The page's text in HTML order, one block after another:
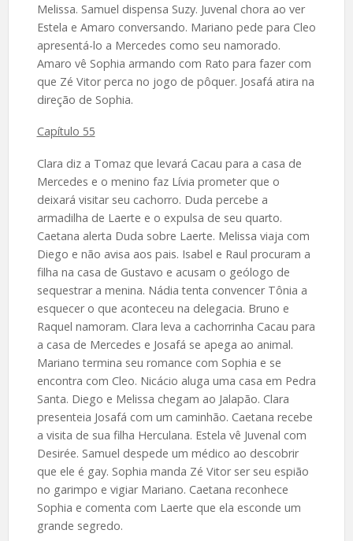
Melissa. Samuel dispensa Suzy. Juvenal chora ao ver
Estela e Amaro conversando. Mariano pede para Cleo
apresentá-lo a Mercedes como seu namorado.
Amaro vê Sophia armando com Rato para fazer com
que Zé Vitor perca no jogo de pôquer. Josafá atira na
direção de Sophia.
Capítulo 55
Clara diz a Tomaz que levará Cacau para a casa de
Mercedes e o menino faz Lívia prometer que o
deixará visitar seu cachorro. Duda percebe a
armadilha de Laerte e o expulsa de seu quarto.
Caetana alerta Duda sobre Laerte. Melissa viaja com
Diego e não avisa aos pais. Isabel e Raul procuram a
filha na casa de Gustavo e acusam o geólogo de
sequestrar a menina. Nádia tenta convencer Tônia a
esquecer o que aconteceu na delegacia. Bruno e
Raquel namoram. Clara leva a cachorrinha Cacau para
a casa de Mercedes e Josafá se apega ao animal.
Mariano termina seu romance com Sophia e se
encontra com Cleo. Nicácio aluga uma casa em Pedra
Santa. Diego e Melissa chegam ao Jalapão. Clara
presenteia Josafá com um caminhão. Caetana recebe
a visita de sua filha Herculana. Estela vê Juvenal com
Desirée. Samuel despede um médico ao descobrir
que ele é gay. Sophia manda Zé Vitor ser seu espião
no garimpo e vigiar Mariano. Caetana reconhece
Sophia e comenta com Laerte que ela esconde um
grande segredo.